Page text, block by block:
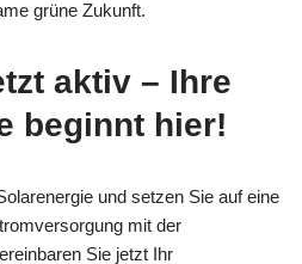
grüne Zukunft.
aktiv – Ihre
beginnt hier!
und setzen Sie auf eine
mit der
Sie jetzt Ihr